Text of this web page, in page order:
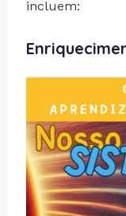
incluem: